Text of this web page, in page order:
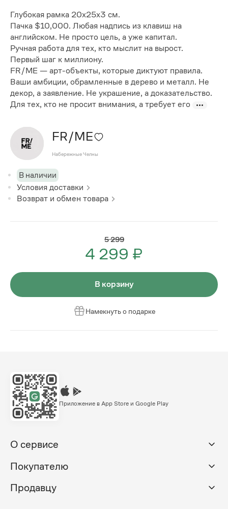
Глубокая рамка 20х25х3 см.
Пачка $10,000. Любая надпись из клавиш на
английском. Не просто цель, а уже капитал.
Ручная работа для тех, кто мыслит на вырост.
Первый шаг к миллиону.
FR/ME — арт-объекты, которые диктуют правила.
Ваши амбиции, обрамленные в дерево и металл. Не
декор, а заявление. Не украшение, а доказательство.
Для тех, кто не просит внимания, а требует его
FR/ME
Набережные Челны
В наличии
Условия доставки
Возврат и обмен товара
5 299
4 299 ₽
В корзину
Намекнуть о подарке
Приложение в App Store и Google Play
О сервисе
Покупателю
Продавцу